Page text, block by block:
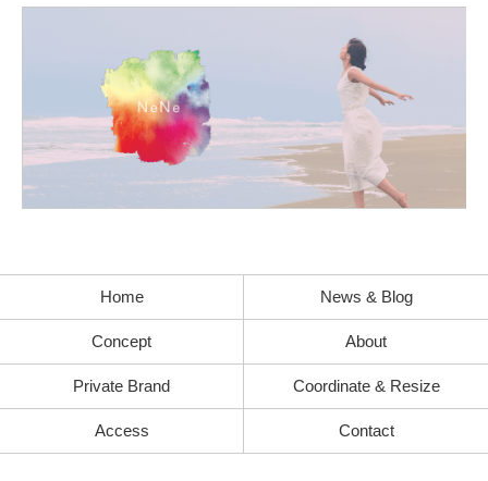
Home News & Blog
Concept About
Private Brand Coordinate & Resize
Access Contact